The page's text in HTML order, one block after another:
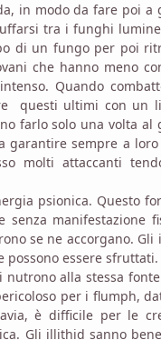
in modo da fare poi a
tra i funghi
di un fungo per poi
che hanno meno
Quando
questi ultimi con un
farlo solo una volta al
garantire sempre a loro
molti attaccanti
psionica. Questo
senza manifestazione
se ne accorgano. Gli
essere
alla stessa
per i flumph,
è difficile per le
Gli illithid sanno